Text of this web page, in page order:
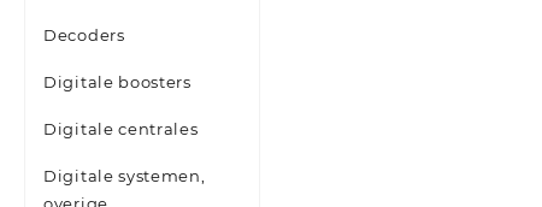
Decoders
Digitale boosters
Digitale centrales
Digitale systemen,